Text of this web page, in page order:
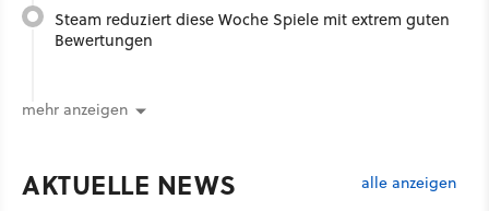
Steam reduziert diese Woche Spiele mit extrem guten
Bewertungen
mehr anzeigen
AKTUELLE NEWS alle anzeigen